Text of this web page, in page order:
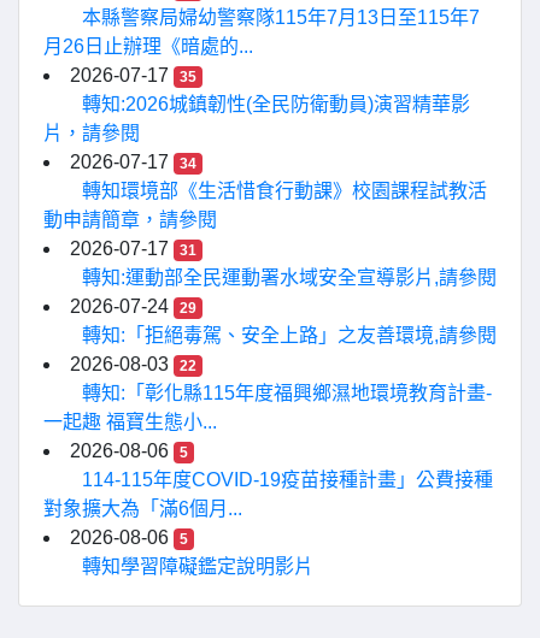
本縣警察局婦幼警察隊115年7月13日至115年7
月26日止辦理《暗處的...
2026-07-17
35
轉知:2026城鎮韌性(全民防衛動員)演習精華影
片，請參閱
2026-07-17
34
轉知環境部《生活惜食行動課》校園課程試教活
動申請簡章，請參閱
2026-07-17
31
轉知:運動部全民運動署水域安全宣導影片,請參閱
2026-07-24
29
轉知:「拒絕毒駕、安全上路」之友善環境,請參閱
2026-08-03
22
轉知:「彰化縣115年度福興鄉濕地環境教育計畫-
一起趣 福寶生態小...
2026-08-06
5
114-115年度COVID-19疫苗接種計畫」公費接種
對象擴大為「滿6個月...
2026-08-06
5
轉知學習障礙鑑定說明影片